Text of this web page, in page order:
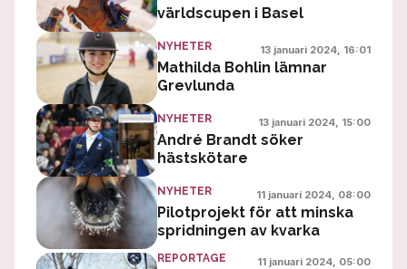
världscupen i Basel
NYHETER 13 januari 2024, 16:01
Mathilda Bohlin lämnar
Grevlunda
NYHETER 13 januari 2024, 15:00
André Brandt söker
hästskötare
NYHETER 11 januari 2024, 08:00
Pilotprojekt för att minska
spridningen av kvarka
REPORTAGE 11 januari 2024, 05:00